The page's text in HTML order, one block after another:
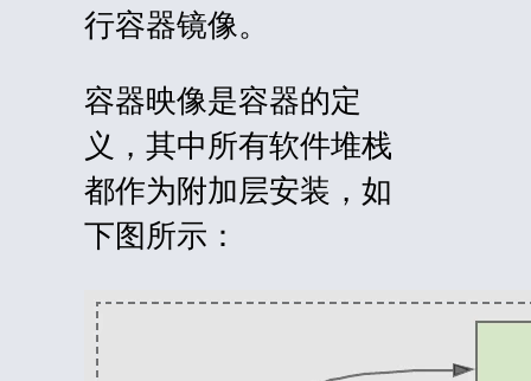
行容器镜像。
容器映像是容器的定
义，其中所有软件堆栈
都作为附加层安装，如
下图所示：